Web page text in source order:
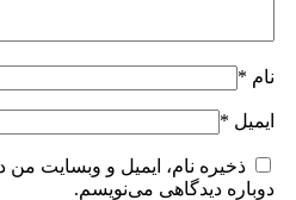
نام *
ایمیل *
ذخیره نام، ایمیل و وبسایت
دوباره دیدگاهی می‌نویسم.